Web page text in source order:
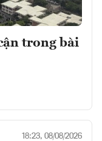
trong bài
18:23, 08/08/2026